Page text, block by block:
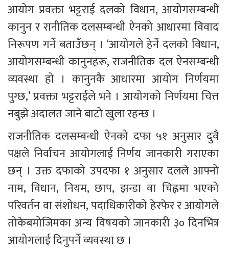
आयोग प्रवक्ता भट्टराई दलको विधान, आयोगसम्बन्धी
कानुन र रानीतिक दलसम्बन्धी ऐनको आधारमा विवाद
निरूपण गर्ने बताउँछन् । ‘आयोगले हेर्ने दलको विधान,
आयोगसम्बन्धी कानुनहरू, राजनीतिक दल ऐनसम्बन्धी
व्यवस्था हो । कानुनकै आधारमा आयोग निर्णयमा
पुग्छ,’ प्रवक्ता भट्टराईले भने । आयोगको निर्णयमा चित्त
नबुझे अदालत जाने बाटो खुला रहन्छ ।
राजनीतिक दलसम्बन्धी ऐनको दफा ५१ अनुसार दुवै
पक्षले निर्वाचन आयोगलाई निर्णय जानकारी गराएका
छन् । उक्त दफाको उपदफा १ अनुसार दलले आफ्नो
नाम, विधान, नियम, छाप, झन्डा वा चिह्नमा भएको
परिवर्तन वा संशोधन, पदाधिकारीको हेरफेर र आयोगले
तोकेबमोजिमका अन्य विषयको जानकारी ३० दिनभित्र
आयोगलाई दिनुपर्ने व्यवस्था छ ।